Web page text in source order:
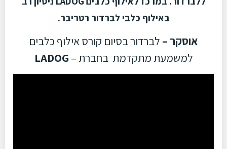
באילוף כלבי לברדור רטריבר.
אוסקר – לברדור בסיום קורס אילוף כלבים
למשמעת מתקדמת בחברת –LADOG